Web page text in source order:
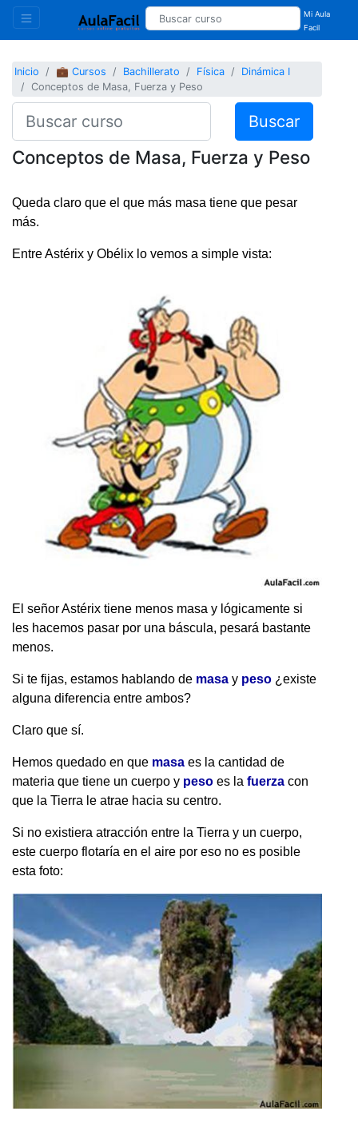
Mi Aula
Facil
Inicio 💼 Cursos Bachillerato Física
Dinámica I
Conceptos de Masa, Fuerza y Peso
Buscar
Conceptos de Masa, Fuerza y Peso
Queda claro que el que más masa tiene que pesar
más.
Entre Astérix y Obélix lo vemos a simple vista:
El señor Astérix tiene menos masa y lógicamente si
les hacemos pasar por una báscula, pesará bastante
menos.
Si te fijas, estamos hablando de masa y peso ¿existe
alguna diferencia entre ambos?
Claro que sí.
Hemos quedado en que masa es la cantidad de
materia que tiene un cuerpo y peso es la fuerza con
que la Tierra le atrae hacia su centro.
Si no existiera atracción entre la Tierra y un cuerpo,
este cuerpo flotaría en el aire por eso no es posible
esta foto: